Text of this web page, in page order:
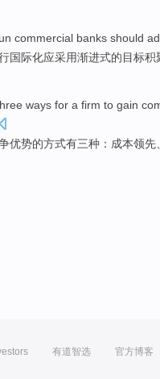
commercial banks should
国际化应采用渐进式的目标积
ways for a firm to gain
优势的方式有三种 ： 成本领先
有道智选 官方博客